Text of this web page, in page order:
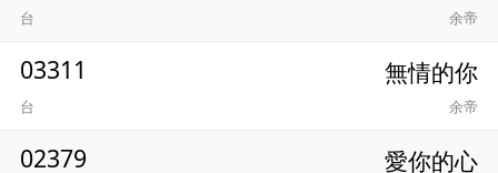
台 余帝
03311 無情的你
台 余帝
02379 愛你的心